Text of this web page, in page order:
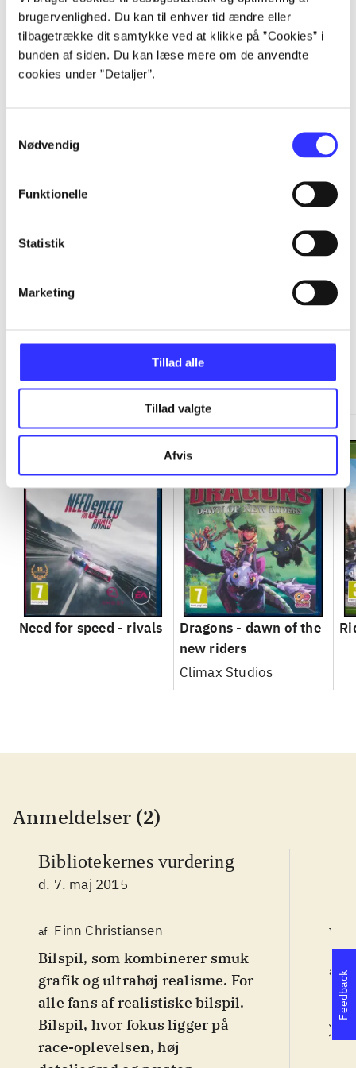
brugervenlighed. Du kan til enhver tid ændre eller
tilbagetrække dit samtykke ved at klikke på ”Cookies” i
bunden af siden. Du kan læse mere om de anvendte
cookies under ”Detaljer”.
Nødvendig
Funktionelle
Statistik
Marketing
Tillad alle
Tillad valgte
Afvis
Alle registrerede artikler fordelt på udgivelser
...
...
Minder om
Need for speed - rivals
Dragons - dawn of the
new riders
Climax Studios
Anmeldelser (2)
Bibliotekernes vurdering
d. 7. maj 2015
af Finn Christiansen
Bilspil, som kombinerer smuk
grafik og ultrahøj realisme. For
alle fans af realistiske bilspil.
Bilspil, hvor fokus ligger på
race-oplevelsen, høj
af Feedback